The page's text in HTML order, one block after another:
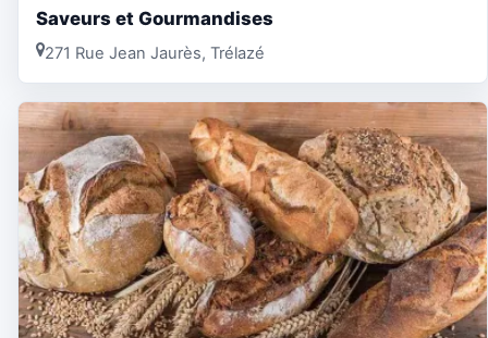
Saveurs et Gourmandises
271 Rue Jean Jaurès, Trélazé